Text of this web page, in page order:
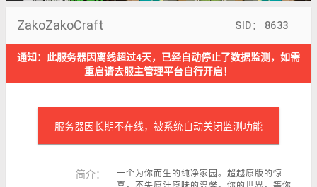
ZakoZakoCraft SID： 8633
通知：此服务器因离线超过4天，已经自动停止了数据监测，如需
重启请去服主管理平台自行开启！
服务器因长期不在线，被系统自动关闭监测功能
简介：
一个为你而生的纯净家园。超越原版的惊